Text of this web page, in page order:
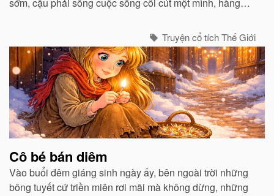
Truyện cổ tích Thế Giới
Cô bé bán diêm
Vào buổi đêm giáng sinh ngày ấy, bên ngoài trời những
bông tuyết cứ triền miên rơi mãi mà không dừng, những